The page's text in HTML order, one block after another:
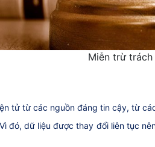
Miễn trừ
tử từ các nguồn đáng tin cậy, từ
đó, dữ liệu được thay đổi liên tục